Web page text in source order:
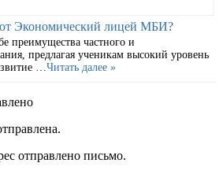
Экономический лицей МБИ?
преимущества частного и
предлагая ученикам высокий уровень
… Читать далее »
отправлено письмо.